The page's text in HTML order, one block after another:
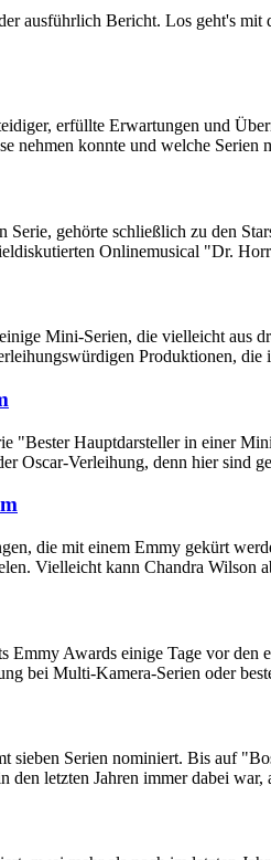
ausführlich Bericht. Los geht's
erfüllte Erwartungen und
nehmen konnte und welche
gehörte schließlich zu den
Onlinemusical "Dr.
Mini-Serien, die vielleicht aus
Produktionen,
"Bester Hauptdarsteller in einer
Oscar-Verleihung, denn hier sind
die mit einem Emmy gekürt
Vielleicht kann Chandra Wilson
Emmy Awards einige Tage vor
bei Multi-Kamera-Serien oder
sieben Serien nominiert. Bis auf
letzten Jahren immer dabei